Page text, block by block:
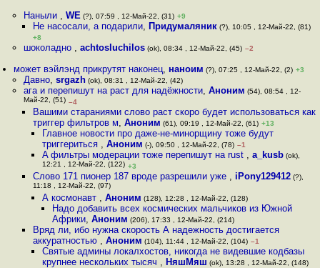
Наныли , WE (?), 07:59 , 12-Май-22, (31) +9
Не насосали, а подарили, Придумаляник(?), 10:05 , 12-Май-22, (81)
+8
шоколадно , achtosluchilos(ok), 08:34 , 12-Май-22, (45) –2
может вэйлэнд прикрутят наконец, наноим (?), 07:25 , 12-Май-22, (2) +3
Давно, srgazh(ok), 08:31 , 12-Май-22, (42)
ага и перепишут на раст для надёжности, Аноним (54), 08:54 , 12-
Май-22, (51) –4
Вашими стараниями слово раст скоро будет использоваться как
триггер фильтров м, Аноним (61), 09:19 , 12-Май-22, (61) +13
Главное новости про даже-не-минорщину тоже будут
триггериться ,Аноним (-), 09:50 , 12-Май-22, (78) –1
A фильтры модерации тоже перепишут на rust ,a_kusb (ok),
12:21 , 12-Май-22, (122) +3
Слово 171 пионер 187 вроде разрешили уже , iPony129412(?),
11:18 , 12-Май-22, (97)
А космонавт ,Аноним (128), 12:28 , 12-Май-22, (128)
Надо добавить всех космических мальчиков из Южной
Африки, Аноним (206), 17:33 , 12-Май-22, (214)
Вряд ли, ибо нужна скорость А надежность достигается
аккуратностью , Аноним (104), 11:44 , 12-Май-22, (104) –1
Святые админы локалхостов, никогда не видевшие кодбазы
крупнее нескольких тысяч , НяшМяш (ok), 13:28 , 12-Май-22, (148)